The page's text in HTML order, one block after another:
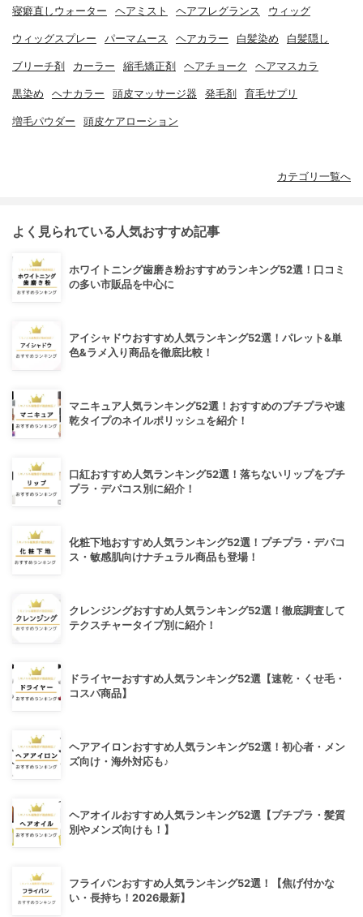
寝癖直しウォーター ヘアミスト ヘアフレグランス ウィッグ
ウィッグスプレー パーマムース ヘアカラー 白髪染め 白髪隠し
ブリーチ剤 カーラー 縮毛矯正剤 ヘアチョーク ヘアマスカラ
黒染め ヘナカラー 頭皮マッサージ器 発毛剤 育毛サプリ
増毛パウダー 頭皮ケアローション
カテゴリ一覧へ
よく見られている人気おすすめ記事
ホワイトニング歯磨き粉おすすめランキング52選！口コミ
の多い市販品を中心に
アイシャドウおすすめ人気ランキング52選！パレット&単
色&ラメ入り商品を徹底比較！
マニキュア人気ランキング52選！おすすめのプチプラや速
乾タイプのネイルポリッシュを紹介！
口紅おすすめ人気ランキング52選！落ちないリップをプチ
プラ・デパコス別に紹介！
化粧下地おすすめ人気ランキング52選！プチプラ・デパコ
ス・敏感肌向けナチュラル商品も登場！
クレンジングおすすめ人気ランキング52選！徹底調査して
テクスチャータイプ別に紹介！
ドライヤーおすすめ人気ランキング52選【速乾・くせ毛・
コスパ商品】
ヘアアイロンおすすめ人気ランキング52選！初心者・メン
ズ向け・海外対応も♪
ヘアオイルおすすめ人気ランキング52選【プチプラ・髪質
別やメンズ向けも！】
フライパンおすすめ人気ランキング52選！【焦げ付かな
い・長持ち！2026最新】